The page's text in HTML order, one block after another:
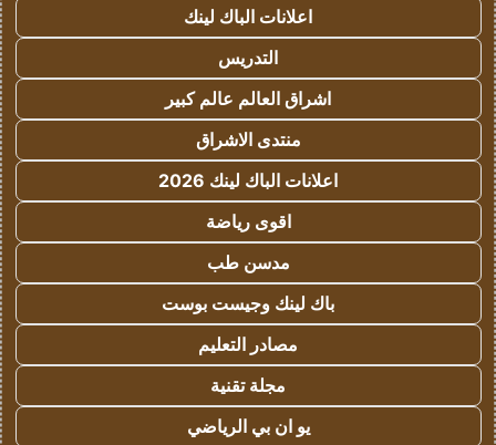
اعلانات الباك لينك
التدريس
اشراق العالم عالم كبير
منتدى الاشراق
اعلانات الباك لينك 2026
اقوى رياضة
مدسن طب
باك لينك وجيست بوست
مصادر التعليم
مجلة تقنية
يو ان بي الرياضي